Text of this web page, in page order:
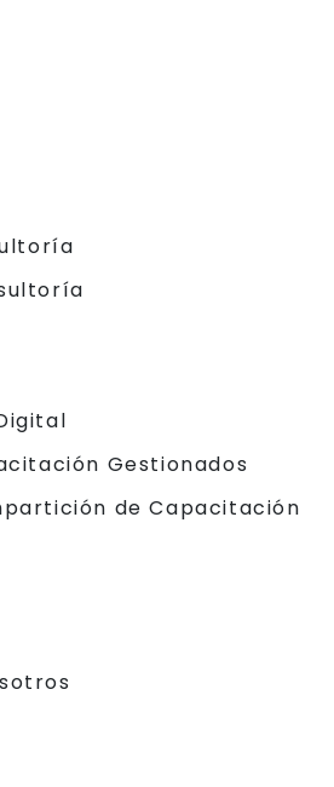
Gestionados
de Capacitación